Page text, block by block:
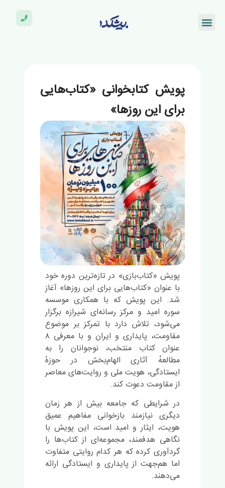
پویش کتابخوانی «کتاب‌هایی
برای این روزها»
پویش «کتاب‌بازی» در تازه‌ترین دوره خود
با عنوان «کتاب‌هایی برای این روزها» آغاز
شد. این پویش که با همکاری موسسه
سوره امید و مرکز رسانه‌ای شیرازه برگزار
می‌شود، تلاش دارد با تمرکز بر موضوع
مقاومت، پایداری و ایران و با معرفی ۸
عنوان کتاب منتخب، نوجوانان را به
مطالعهٔ آثاری الهام‌بخش در حوزهٔ
ایستادگی، هویت ملی و روایت‌های معاصر
از مقاومت دعوت کند.
در شرایطی که جامعه بیش از هر زمان
دیگری نیازمند بازخوانی مفاهیم عمیق
هویت، ایثار و امید است، این پویش با
نگاهی هدفمند، مجموعه‌ای از کتاب‌ها را
گردآوری کرده که هر کدام روایتی متفاوت
اما هم‌جهت از پایداری و ایستادگی ارائه
می‌دهند.